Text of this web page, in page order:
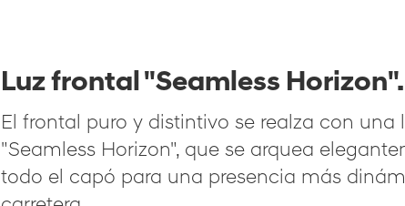
Luz frontal "Seamless Horizon".
El frontal puro y distintivo se realza con una
"Seamless Horizon", que se arquea
todo el capó para una presencia más